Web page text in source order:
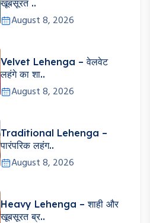
खूबसूरत ..
August 8, 2026
Velvet Lehenga – वेलवेट
लहंगे का शा..
August 8, 2026
Traditional Lehenga –
पारंपरिक लहंग..
August 8, 2026
Heavy Lehenga – शाही और
खूबसूरत ब्र..